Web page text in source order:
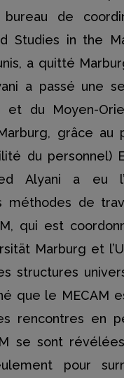
de
Studies in the
a quitté
a passé une
et du Moyen-
grâce
du personnel)
Alyani a eu
méthodes de
qui est
Marburg et
structures
que le MECAM
rencontres en
se sont
pour